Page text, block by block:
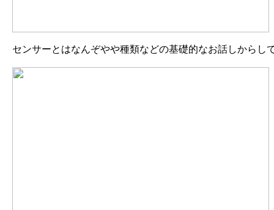
センサーとはなんぞやや種類などの基礎的なお話しからし